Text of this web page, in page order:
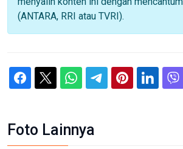
(ANTARA, RRI atau TVRI).
Foto Lainnya